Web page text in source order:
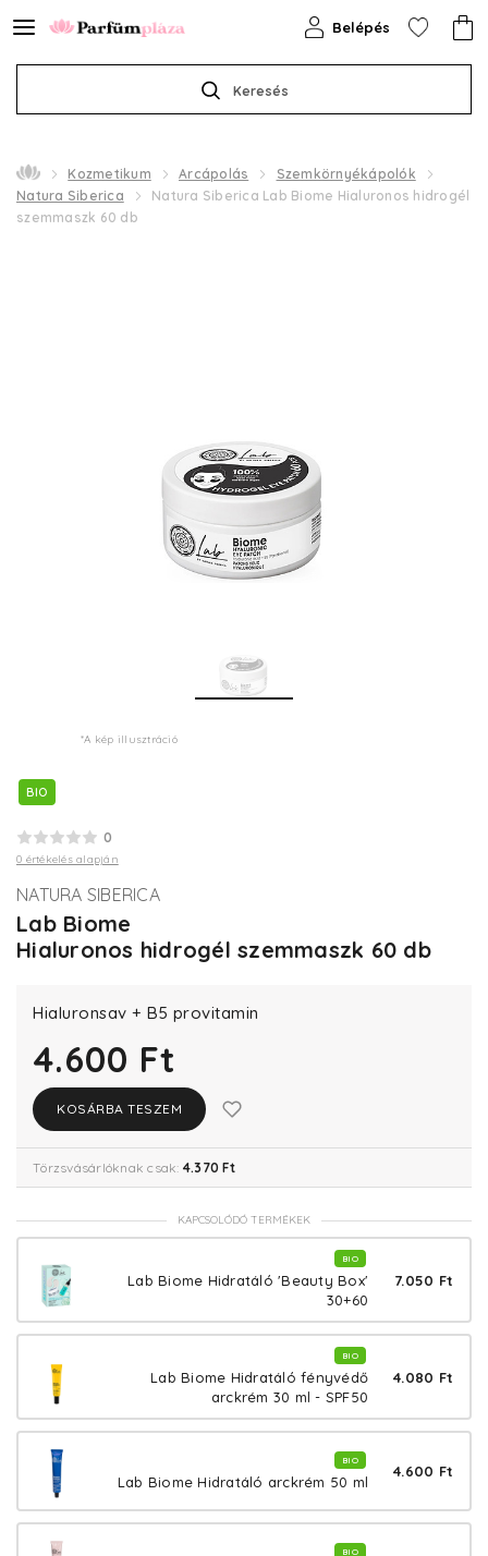
Keresés
Belépés
Kozmetikum Arcápolás
Szemkörnyékápolók
Natura Siberica
Natura Siberica Lab Biome Hialuronos hidrogél
szemmaszk 60 db
*A kép illusztráció
BIO
0
0 értékelés alapján
NATURA SIBERICA
Lab Biome
Hialuronos hidrogél szemmaszk 60 db
Hialuronsav + B5 provitamin
4.600 Ft
KOSÁRBA TESZEM
Törzsvásárlóknak csak: 4.370 Ft
KAPCSOLÓDÓ TERMÉKEK
BIO
Lab Biome Hidratáló 'Beauty Box'
30+60
7.050 Ft
BIO
Lab Biome Hidratáló fényvédő
arckrém 30 ml - SPF50
4.080 Ft
BIO
Lab Biome Hidratáló arckrém 50 ml
4.600 Ft
BIO